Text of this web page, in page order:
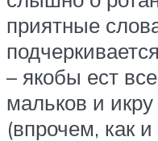
приятные
– якобы ест
мальков и
(впрочем, как